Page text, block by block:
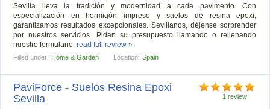
Sevilla lleva la tradición y modernidad a cada pavimento. Con
especialización en hormigón impreso y suelos de resina epoxi,
garantizamos resultados excepcionales. Sevillanos, déjense sorprender
por nuestros servicios. Pidan su presupuesto llamando o rellenando
nuestro formulario.read full review »
Filled under: Home & Garden Location: Spain
1 review
PaviForce - Suelos Resina Epoxi
Sevilla